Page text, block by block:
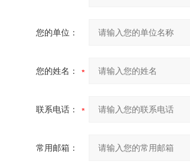
您的单位：
您的姓名：
联系电话：
常用邮箱：